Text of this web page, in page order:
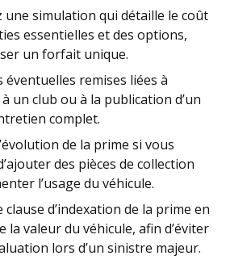
une simulation qui détaille le coût
essentielles et des options,
un forfait unique.
éventuelles remises liées à
à un club ou à la publication d’un
complet.
de la prime si vous
des pièces de collection
l’usage du véhicule.
clause d’indexation de la prime en
la valeur du véhicule, afin d’éviter
lors d’un sinistre majeur.